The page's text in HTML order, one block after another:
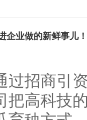
企业做的新鲜事儿！
过招商引
把高科技